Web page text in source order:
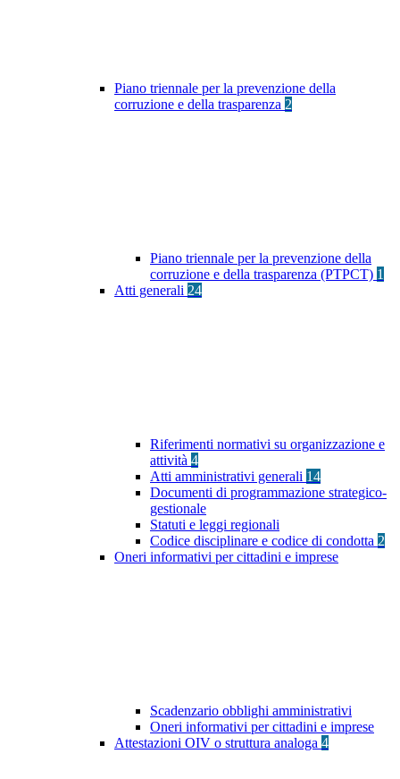
Piano triennale per la prevenzione della
corruzione e della trasparenza 2
Piano triennale per la prevenzione della
corruzione e della trasparenza (PTPCT) 1
Atti generali 24
Riferimenti normativi su organizzazione e
attività 4
Atti amministrativi generali 14
Documenti di programmazione strategico-
gestionale
Statuti e leggi regionali
Codice disciplinare e codice di condotta 2
Oneri informativi per cittadini e imprese
Scadenzario obblighi amministrativi
Oneri informativi per cittadini e imprese
Attestazioni OIV o struttura analoga 4